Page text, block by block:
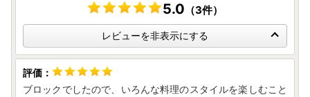
5.0 （3件）
レビューを非表示にする
ブロックでしたので、いろんな料理のスタイルを楽しむこと